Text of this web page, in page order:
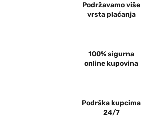
Podržavamo više
vrsta plaćanja
100% sigurna
online kupovina
Podrška kupcima
24/7